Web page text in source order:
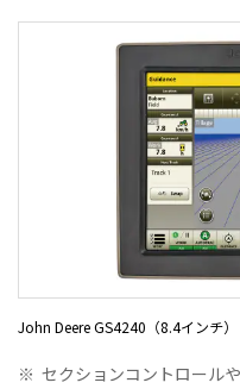
John Deere GS4240（8.4インチ）
※ セクションコントロール